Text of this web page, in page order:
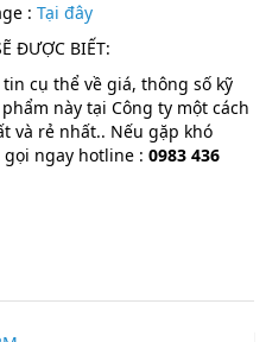
: Tại đây
ĐƯỢC BIẾT:
cụ thể về giá, thông số kỹ
này tại Công ty một cách
và rẻ nhất.. Nếu gặp khó
ngay hotline : 0983 436